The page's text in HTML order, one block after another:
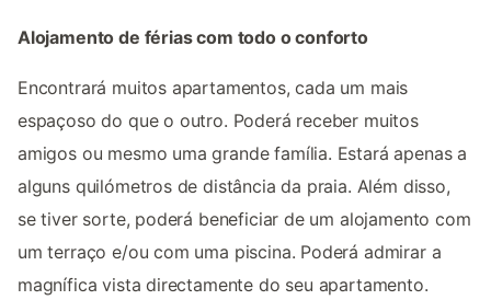
Alojamento de férias com todo o conforto
Encontrará muitos apartamentos, cada um mais
espaçoso do que o outro. Poderá receber muitos
amigos ou mesmo uma grande família. Estará apenas a
alguns quilómetros de distância da praia. Além disso,
se tiver sorte, poderá beneficiar de um alojamento com
um terraço e/ou com uma piscina. Poderá admirar a
magnífica vista directamente do seu apartamento.